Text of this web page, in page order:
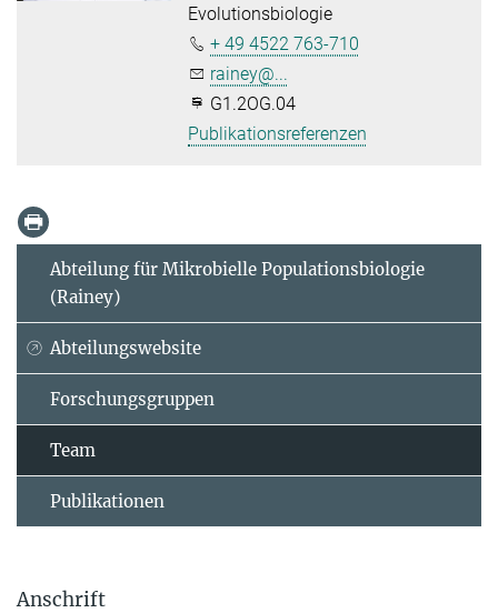
Evolutionsbiologie
+ 49 4522 763-710
rainey@...
G1.2OG.04
Publikationsreferenzen
Abteilung für Mikrobielle Populationsbiologie
(Rainey)
Abteilungswebsite
Forschungsgruppen
Team
Publikationen
Anschrift